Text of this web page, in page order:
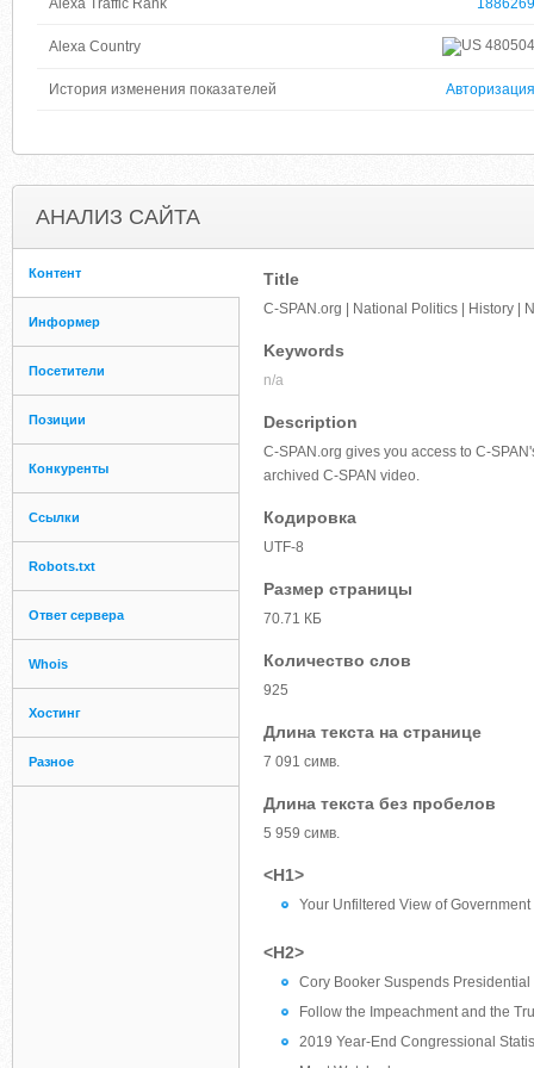
Alexa Traffic Rank 1886269
Alexa Country 480504
История изменения показателей Авторизация
АНАЛИЗ САЙТА
Контент
Информер
Посетители
Позиции
Конкуренты
Ссылки
Robots.txt
Ответ сервера
Whois
Хостинг
Разное
Title
C-SPAN.org | National Politics | History |
Keywords
n/a
Description
C-SPAN.org gives you access to C-
archived C-SPAN video.
Кодировка
UTF-8
Размер страницы
70.71 КБ
Количество слов
925
Длина текста на странице
7 091 симв.
Длина текста без пробелов
5 959 симв.
<H1>
Your Unfiltered View of Government
<H2>
Cory Booker Suspends
Follow the Impeachment and the
2019 Year-End Congressional